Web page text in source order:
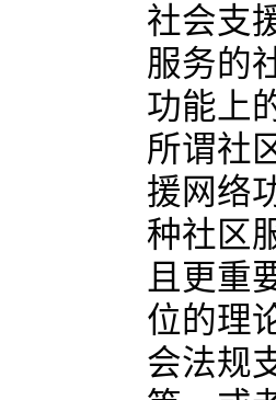
社会支
服务的
功能上
所谓社
援网络
种社区
且更重
位的理
会法规